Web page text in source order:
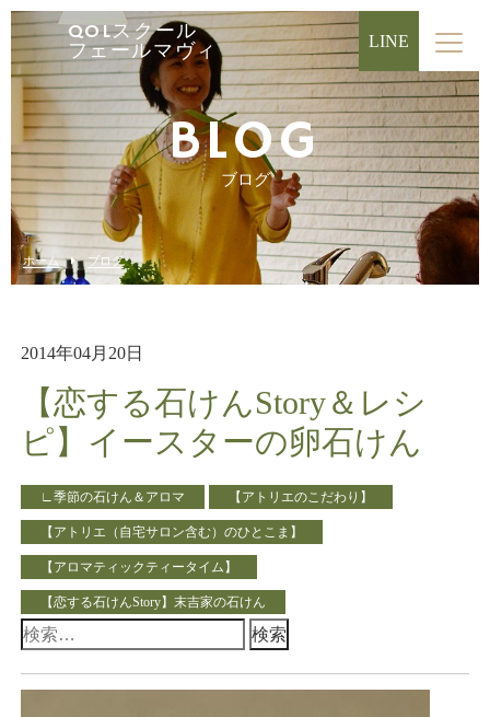
QOLスクール
フェールマヴィ
LINE
BLOG
ブログ
ホーム ブログ
2014年04月20日
【恋する石けんStory＆レシ
ピ】イースターの卵石けん
∟季節の石けん＆アロマ 【アトリエのこだわり】
【アトリエ（自宅サロン含む）のひとこま】
【アロマティックティータイム】
【恋する石けんStory】末吉家の石けん
検